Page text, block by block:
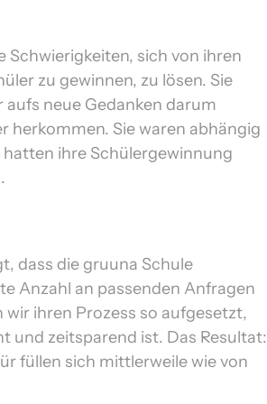
Schwierigkeiten, sich von ihren
zu gewinnen, zu lösen. Sie
aufs neue Gedanken darum
herkommen. Sie waren abhängig
ihre Schülergewinnung
dass die gruuna Schule
Anzahl an passenden Anfragen
ihren Prozess so aufgesetzt,
und zeitsparend ist. Das Resultat:
füllen sich mittlerweile wie von